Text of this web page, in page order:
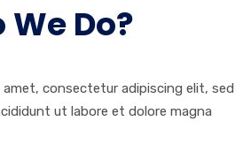
Do?
consectetur adipiscing elit, sed
ut labore et dolore magna